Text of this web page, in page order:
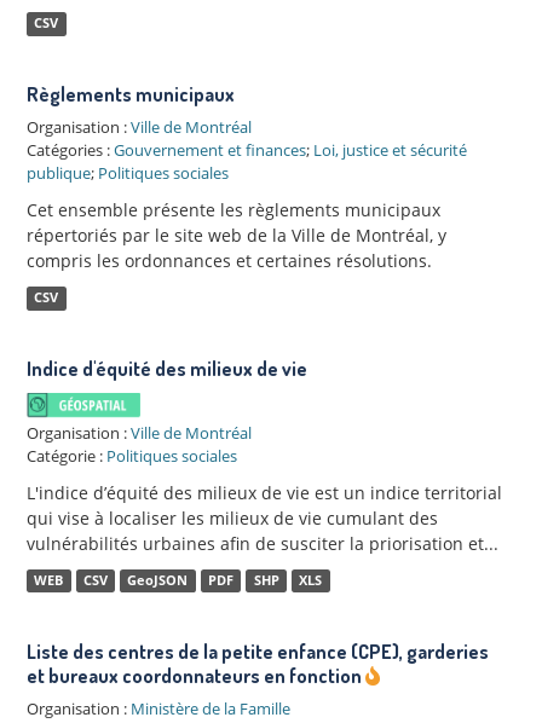
CSV
Règlements municipaux
Organisation :Ville de Montréal
Catégories :Gouvernement et finances; Loi, justice et sécurité
publique; Politiques sociales
Cet ensemble présente les règlements municipaux
répertoriés par le site web de la Ville de Montréal, y
compris les ordonnances et certaines résolutions.
CSV
Indice d'équité des milieux de vie
Organisation :Ville de Montréal
Catégorie : Politiques sociales
L'indice d’équité des milieux de vie est un indice territorial
qui vise à localiser les milieux de vie cumulant des
vulnérabilités urbaines afin de susciter la priorisation et...
WEB CSV GeoJSON PDF SHP XLS
Liste des centres de la petite enfance (CPE), garderies
et bureaux coordonnateurs en fonction
Organisation : Ministère de la Famille